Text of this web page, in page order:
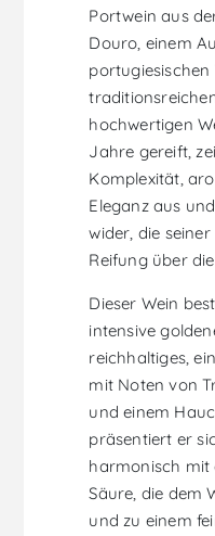
Portwein aus
Douro, einem
portugiesischen
hochwertigen
Jahre gereift,
Komplexität,
Eleganz aus
wider, die
Reifung über
Dieser Wein
intensive
reichhaltiges,
mit Noten von
und einem
präsentiert er
harmonisch mit
Säure, die dem
und zu einem